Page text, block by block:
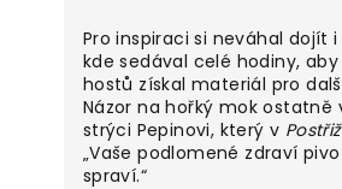
Pro inspiraci si neváhal dojít
kde sedával celé hodiny,
hostů získal materiál pro
Názor na hořký mok ostatně
strýci Pepinovi, který v
„Vaše podlomené zdraví
spraví.“